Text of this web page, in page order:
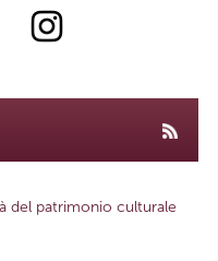
del patrimonio culturale